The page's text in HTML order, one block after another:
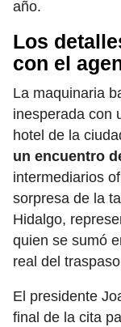
año.
Los
con el
La maquinaria
inesperada con
hotel de la
un encuentro
intermediarios
sorpresa de la
Hidalgo,
quien se sumó
real del
El presidente
final de la cita